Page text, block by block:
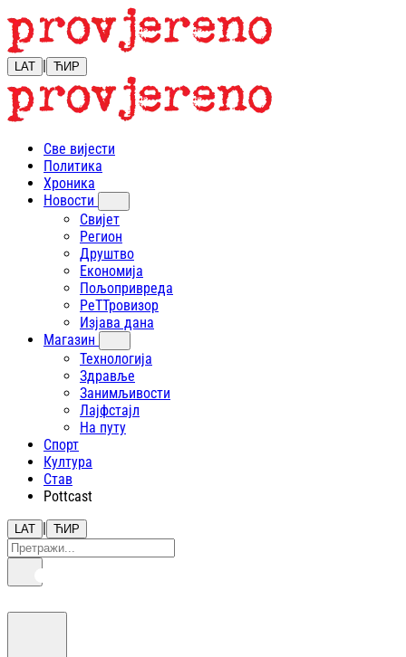
LAT | ЋИР
Све вијести
Политика
Хроника
Новости
Свијет
Регион
Друштво
Економија
Пољопривреда
РеТТровизор
Изјава дана
Магазин
Технологија
Здравље
Занимљивости
Лајфстajл
На путу
Спорт
Култура
Став
Pottcast
LAT | ЋИР